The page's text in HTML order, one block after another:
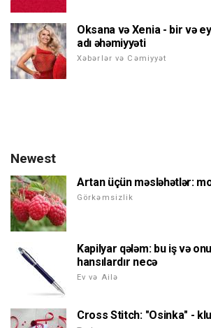
Oksana və Xenia - bir və
adı əhəmiyyəti
Xəbərlər və Cəmiyyət
Newest
Artan üçün məsləhətlər:
Görkəmsizlik
Kapilyar qələm: bu iş və
hansılardır necə
Ev və Ailə
Cross Stitch: "Osinka" -